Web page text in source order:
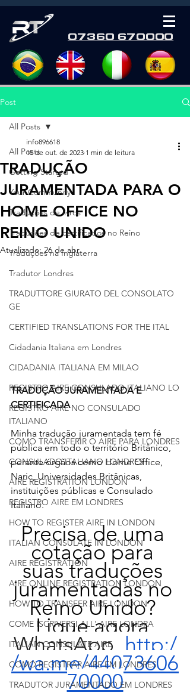
07360 670000
Post
All Posts
Getting Started
Your Community
Traduções de livros
Traduções de certificados no Reino
Traduções na Inglaterra
Tradutor Londres
TRADUTTORE GIURATO DEL CONSOLATO
GE
CERTIFIED TRANSLATIONS FOR THE ITAL
Cidadania Italiana em Londres
CIDADANIA ITALIANA EM MILAO
REGISTRO AIRE CONSULADO ITALIANO LO
REGISTRO AIRE NO CONSULADO
ITALIANO
COMO TRANSFERIR O AIRE PARA LONDRES
CONSULADO ITALIANO LONDRES
AIRE REGISTRATION LONDON
REGISTRO AIRE EM LONDRES
HOW TO REGISTER AIRE IN LONDON
ITALIAN CONSULATE IN LONDON
AIRE REGISTRATION
AIRE ONLINE REGISTRATION LONDON
HOW TO TRANSFER AIRE LONDON
COME ISCRIVERSI ALL' AIRE LONDRA
ITALIAN CONSULATE AIRE
COMO REGISTRAR AIRE EM LONDRES
TRADUTOR JURAMENTADO EM LONDRES
All Posts
TRADUÇÃO
JURAMENTADA PARA O
HOME OFFICE NO
REINO UNIDO
info896618
15 de out. de 2023 1 min de leitura
Atualizado:26 de abr.
TRADUÇÃO JURAMENTADA E
CERTIFICADA
Minha tradução juramentada tem fé
pública em todo o território Britânico,
perante órgãos como Home Office,
Naric, Universidades Britânicas,
instituições públicas e Consulado
Italiano.
Precisa de uma
cotação para
suas traduções
juramentadas no
Reino Unido?
Ligue agora
WhatsApp http:/
/wa.me/44073606
70000